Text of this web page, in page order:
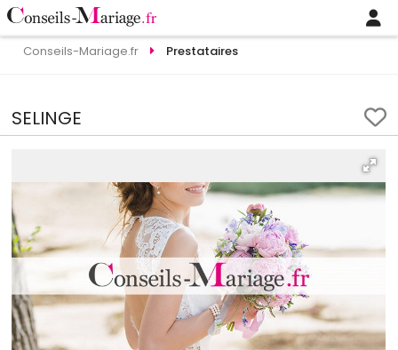
Conseils-Mariage.fr Prestataires
SELINGE